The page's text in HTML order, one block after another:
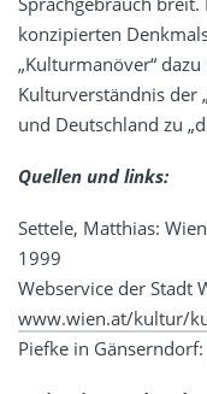
konzipierten
„Kulturmanöver“
Kulturverständnis der
und Deutschland zu
Quellen und links:
Settele, Matthias:
1999
Webservice der Stadt
www.wien.at/kultur/
Piefke in Gänserndorf: